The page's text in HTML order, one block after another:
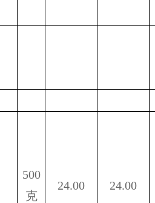
500
克
24.00 24.00